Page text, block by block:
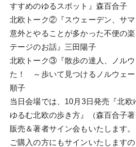
すすめのゆるスポット』森百合子
北欧トーク②『スウェーデン、サ
意外とやることが多かった不便の
テージのお話』三田陽子
北欧トーク③『散歩の達人、ノル
た！ ～歩いて見つけるノルウェ
順子
当日会場では、10月3日発売『北
ゆるむ北欧の歩き方』（森百合子
販売＆著者サイン会もいたします
ご購入の方にもサインいたします